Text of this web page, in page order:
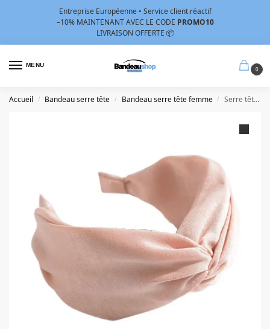
Entreprise Européenne • Service client réactif
–10% MAINTENANT AVEC LE CODE PROMO10
LIVRAISON OFFERTE 📦
MENU
0
Accueil / Bandeau serre tête / Bandeau serre tête femme / Serre tête velours rose poudré – Bandeau velours rose poudré